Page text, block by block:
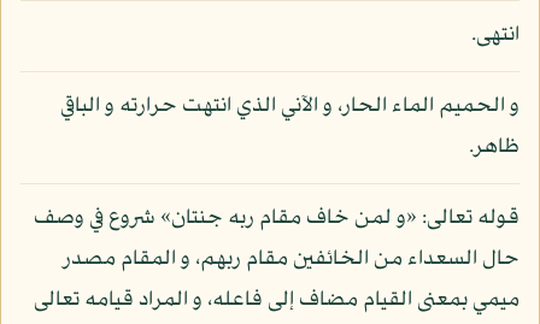
انتهى.
و الحميم الماء الحار، و الآني الذي انتهت حرارته و الباقي
ظاهر.
قوله تعالى: «و لمن خاف مقام ربه جنتان» شروع في وصف
حال السعداء من الخائفين مقام ربهم، و المقام مصدر
ميمي بمعنى القيام مضاف إلى فاعله، و المراد قيامه تعالى